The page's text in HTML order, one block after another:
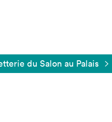
du Salon au Palais